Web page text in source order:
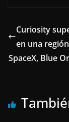
Curiosity
en una
SpaceX, Blue